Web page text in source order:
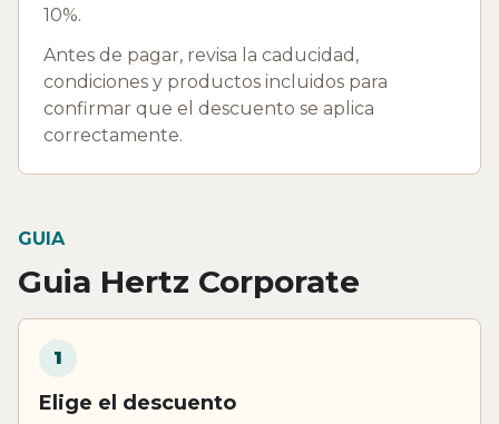
10%.
Antes de pagar, revisa la caducidad,
condiciones y productos incluidos para
confirmar que el descuento se aplica
correctamente.
GUIA
Guia Hertz Corporate
1
Elige el descuento